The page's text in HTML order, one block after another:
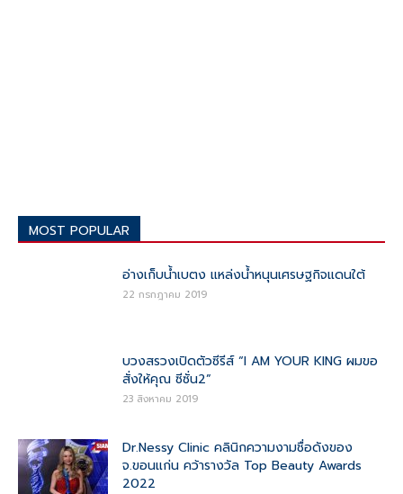
MOST POPULAR
อ่างเก็บน้ำเบตง แหล่งน้ำหนุนเศรษฐกิจแดนใต้
22 กรกฎาคม 2019
บวงสรวงเปิดตัวซีรีส์ “I AM YOUR KING ผมขอ
สั่งให้คุณ ซีซั่น2”
23 สิงหาคม 2019
Dr.Nessy Clinic คลินิกความงามชื่อดังของ
จ.ขอนแก่น คว้ารางวัล Top Beauty Awards
2022